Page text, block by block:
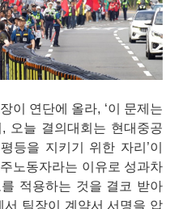
이 연단에 올라, ‘이 문제는
오늘 결의대회는 현대중공
등을 지키기 위한 자리’이
노동자라는 이유로 성과차
적용하는 것을 결코 받아
서 팀장이 계약서 서명을 압